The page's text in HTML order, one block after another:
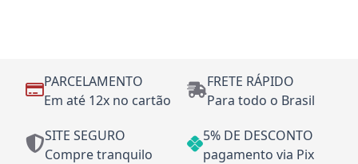
PARCELAMENTO
Em até 12x no cartão
FRETE RÁPIDO
Para todo o Brasil
SITE SEGURO
Compre tranquilo
5% DE DESCONTO
pagamento via Pix